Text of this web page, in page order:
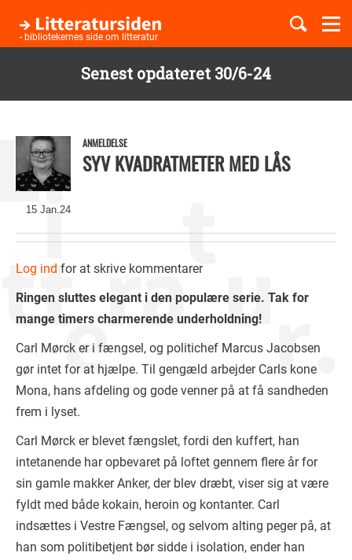
Senest opdateret 30/6-24
hovedindhold
- bibliotekernes side om litteratur
Børnebøger
15 Jan.24
ANMELDELSE
SYV KVADRATMETER MED LÅS
Log ind for at skrive kommentarer
Ringen sluttes elegant i den populære serie. Tak for
mange timers charmerende underholdning!
Carl Mørck er i fængsel, og politichef Marcus Jacobsen
gør intet for at hjælpe. Til gengæld arbejder Carls kone
Mona, hans afdeling og gode venner på at få sandheden
frem i lyset.
Carl Mørck er blevet fængslet, fordi den kuffert, han
intetanende har opbevaret på loftet gennem flere år for
sin gamle makker Anker, der blev dræbt, viser sig at være
fyldt med både kokain, heroin og kontanter. Carl
indsættes i Vestre Fængsel, og selvom alting peger på, at
han som politibetjent bør sidde i isolation, ender han